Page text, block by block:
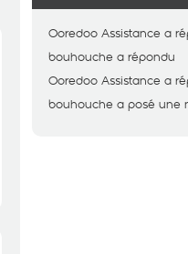
Ooredoo Assistance a
bouhouche a répondu
Ooredoo Assistance a
bouhouche a posé une